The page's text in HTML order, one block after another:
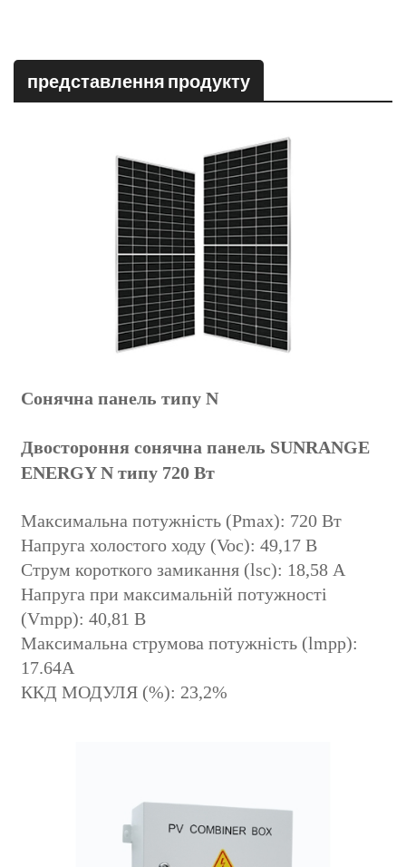
представлення продукту
Сонячна панель типу N
Двостороння сонячна панель SUNRANGE
ENERGY N типу 720 Вт
Максимальна потужність (Pmax): 720 Вт
Напруга холостого ходу (Voc): 49,17 В
Струм короткого замикання (lsc): 18,58 А
Напруга при максимальній потужності
(Vmpp): 40,81 В
Максимальна струмова потужність (lmpp):
17.64A
ККД МОДУЛЯ (%): 23,2%